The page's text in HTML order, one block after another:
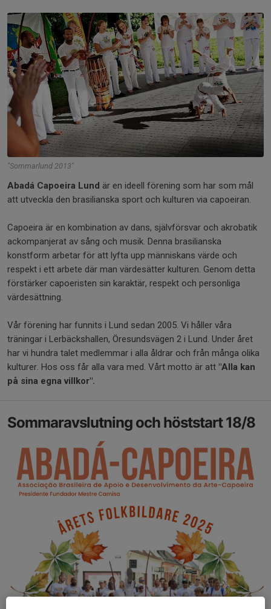
"Sommarlund 2013"
Abadá Capoeira Lund är en ideell förening som har som mål
att utveckla den brasilianska sport och kulturen via capoeiran.
Capoeira är en kombination av dans, självförsvar och akrobatik
ackompanjerat av sång och musik. Denna brasilianska
konstform arbetar för att lyfta upp människans värde och
respekt i ett arbete där man värdesätter kulturen. Genom detta
förstärker capoeristen sin karaktär, respekt och personliga
värdesättning.
Vår förening har funnits i Lund sedan 2005. Vi håller våra
träningar i Lerbäckshallen, Öresundsvägen 2 i Lund. Under året
har vi hundra talet medlemmar i alla åldrar och från många olika
kulturer. Hos oss får alla vara med. Vårt motto är att "Alla kan
på sina egna villkor".
Sommaravslutning och höststart 18/8